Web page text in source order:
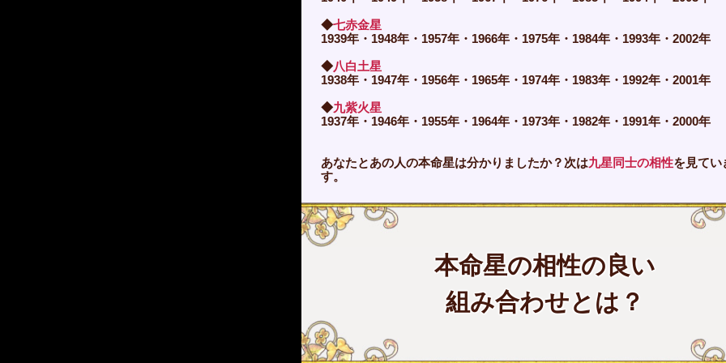
◆七赤金星
1939年・1948年・1957年・1966年・1975年・1984年・1993年・2002年
◆八白土星
1938年・1947年・1956年・1965年・1974年・1983年・1992年・2001年
◆九紫火星
1937年・1946年・1955年・1964年・1973年・1982年・1991年・2000年
あなたとあの人の本命星は分かりましたか？次は九星同士の相性を見てい
す。
本命星の相性の良い
組み合わせとは？